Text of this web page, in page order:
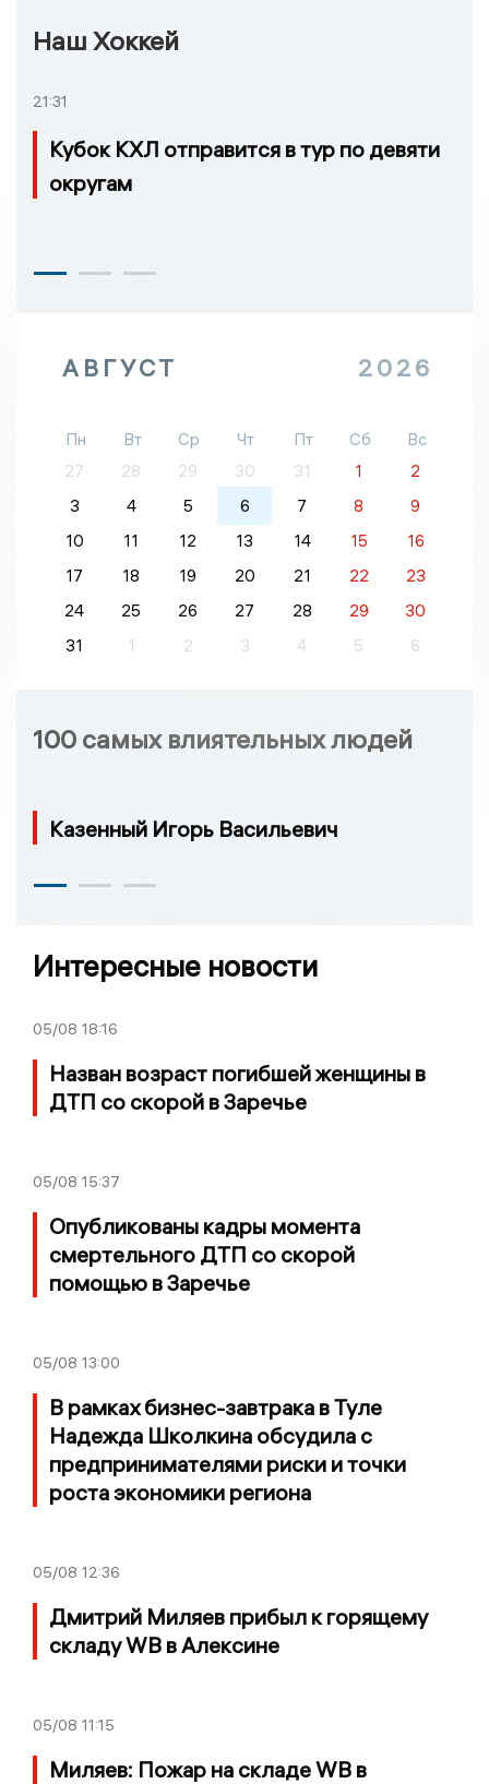
Наш Хоккей
21:31
Кубок КХЛ отправится в тур по девяти
округам
АВГУСТ 2026
Пн Вт Ср Чт Пт Сб
Вс
27
28 29 30 31 1
2
3
4 5 6 7 8
9
10
11 12 13 14 15
16
17
18 19 20 21 22
23
24
25 26 27 28 29
30
31
1 2 3 4 5 6
100 самых влиятельных людей
Казенный Игорь Васильевич
Интересные новости
05/08 18:16
Назван возраст погибшей женщины в
ДТП со скорой в Заречье
05/08 15:37
Опубликованы кадры момента
смертельного ДТП со скорой
помощью в Заречье
05/08 13:00
В рамках бизнес-завтрака в Туле
Надежда Школкина обсудила с
предпринимателями риски и точки
роста экономики региона
05/08 12:36
Дмитрий Миляев прибыл к горящему
складу WB в Алексине
05/08 11:15
Миляев: Пожар на складе WB в